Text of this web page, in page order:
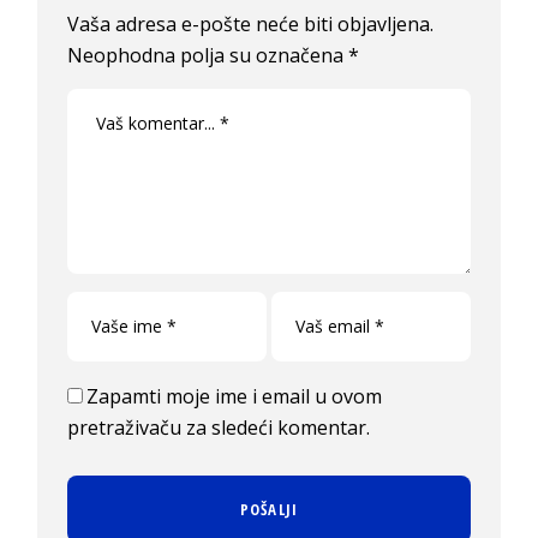
Vaša adresa e-pošte neće biti objavljena.
Neophodna polja su označena*
Zapamti moje ime i email u ovom
pretraživaču za sledeći komentar.